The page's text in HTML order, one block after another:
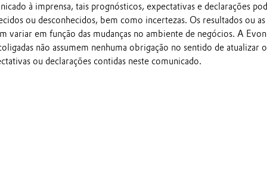
à imprensa, tais prognósticos, expectativas e declarações
ou desconhecidos, bem como incertezas. Os resultados ou as
variar em função das mudanças no ambiente de negócios. A
não assumem nenhuma obrigação no sentido de atualizar
ou declarações contidas neste comunicado.